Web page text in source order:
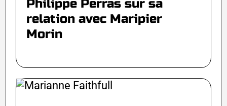
Philippe Perras sur sa
relation avec Maripier
Morin